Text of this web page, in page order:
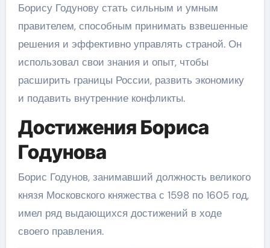
Борису Годунову стать сильным и умным
правителем, способным принимать взвешенные
решения и эффективно управлять страной. Он
использовал свои знания и опыт, чтобы
расширить границы России, развить экономику
и подавить внутренние конфликты.
Достижения Бориса
Годунова
Борис Годунов, занимавший должность великого
князя Московского княжества с 1598 по 1605 год,
имел ряд выдающихся достижений в ходе
своего правления.